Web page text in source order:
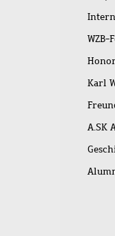
WZB-
Karl
A.SK